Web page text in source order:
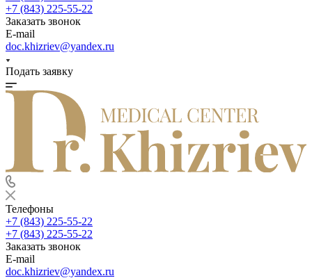
+7 (843) 225-55-22
Заказать звонок
E-mail
doc.khizriev@yandex.ru
Подать заявку
Телефоны
+7 (843) 225-55-22
+7 (843) 225-55-22
Заказать звонок
E-mail
doc.khizriev@yandex.ru